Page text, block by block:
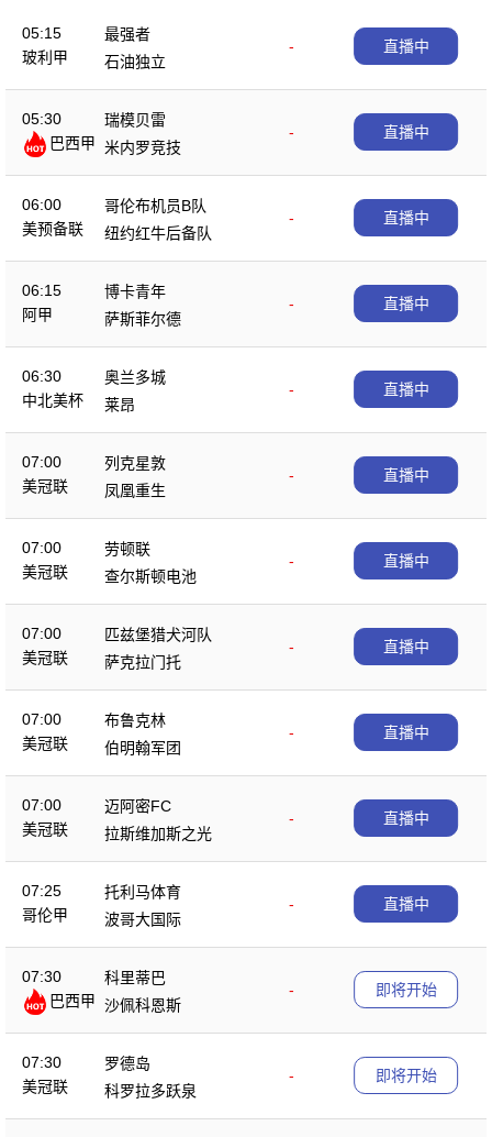
05:15
玻利甲
最强者
-
石油独立
直播中
05:30
巴西甲
瑞模贝雷
-
米内罗竞技
直播中
06:00
美预备联
哥伦布机员B队
-
纽约红牛后备队
直播中
06:15
阿甲
博卡青年
-
萨斯菲尔德
直播中
06:30
中北美杯
奥兰多城
-
莱昂
直播中
07:00
美冠联
列克星敦
-
凤凰重生
直播中
07:00
美冠联
劳顿联
-
查尔斯顿电池
直播中
07:00
美冠联
匹兹堡猎犬河队
-
萨克拉门托
直播中
07:00
美冠联
布鲁克林
-
伯明翰军团
直播中
07:00
美冠联
迈阿密FC
-
拉斯维加斯之光
直播中
07:25
哥伦甲
托利马体育
-
波哥大国际
直播中
07:30
巴西甲
科里蒂巴
-
沙佩科恩斯
即将开始
07:30
美冠联
罗德岛
-
科罗拉多跃泉
即将开始